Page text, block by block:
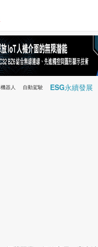
機器人 自動駕駛 ESG永續發展